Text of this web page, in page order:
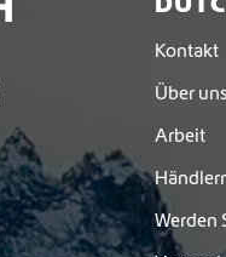
Kontakt
Über uns
Arbeit
Werden